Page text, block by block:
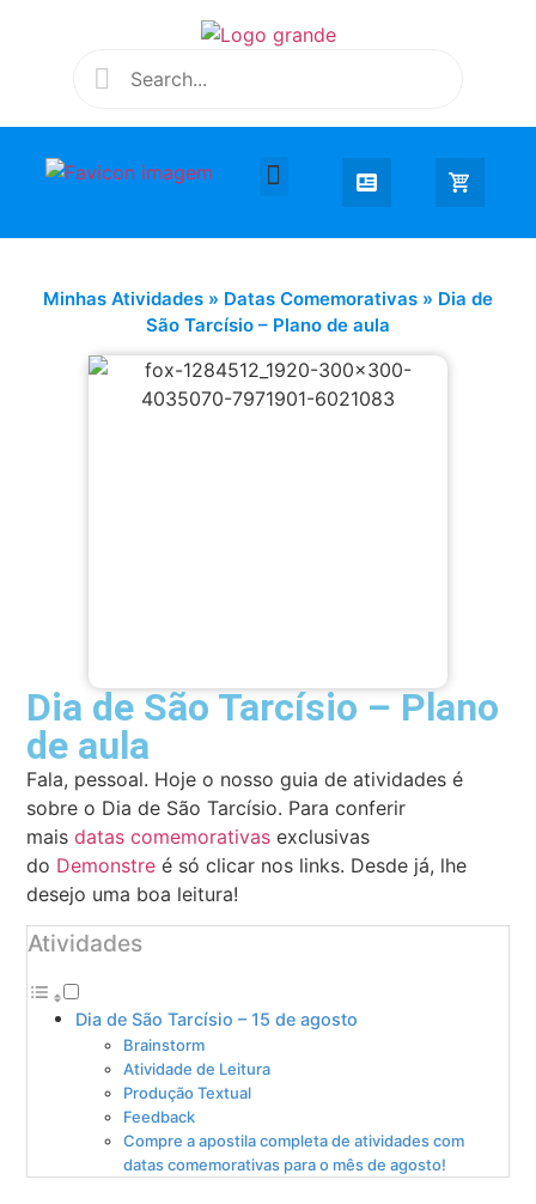
Minhas Atividades » Datas Comemorativas » Dia de
São Tarcísio – Plano de aula
Dia de São Tarcísio – Plano
de aula
Fala, pessoal. Hoje o nosso guia de atividades é
sobre o Dia de São Tarcísio. Para conferir
maisdatas comemorativas exclusivas
do Demonstre é só clicar nos links. Desde já, lhe
desejo uma boa leitura!
Atividades
Dia de São Tarcísio – 15 de agosto
Brainstorm
Atividade de Leitura
Produção Textual
Feedback
Compre a apostila completa de atividades com
datas comemorativas para o mês de agosto!